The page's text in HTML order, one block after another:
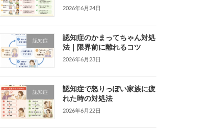
2026年6月24日
認知症
認知症のかまってちゃん対処
法｜限界前に離れるコツ
2026年6月23日
認知症
認知症で怒りっぽい家族に疲
れた時の対処法
2026年6月22日